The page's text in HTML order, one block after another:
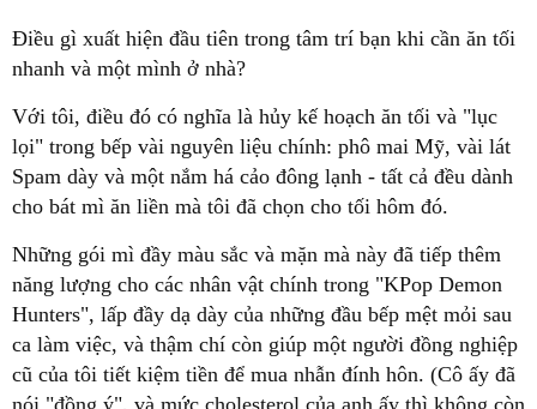
Điều gì xuất hiện đầu tiên trong tâm trí bạn khi cần ăn tối
nhanh và một mình ở nhà?
Với tôi, điều đó có nghĩa là hủy kế hoạch ăn tối và "lục
lọi" trong bếp vài nguyên liệu chính: phô mai Mỹ, vài lát
Spam dày và một nắm há cảo đông lạnh - tất cả đều dành
cho bát mì ăn liền mà tôi đã chọn cho tối hôm đó.
Những gói mì đầy màu sắc và mặn mà này đã tiếp thêm
năng lượng cho các nhân vật chính trong "KPop Demon
Hunters", lấp đầy dạ dày của những đầu bếp mệt mỏi sau
ca làm việc, và thậm chí còn giúp một người đồng nghiệp
cũ của tôi tiết kiệm tiền để mua nhẫn đính hôn. (Cô ấy đã
nói "đồng ý", và mức cholesterol của anh ấy thì không còn